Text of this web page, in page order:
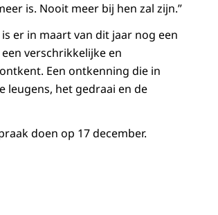
is. Nooit meer bij hen zal zijn.”
er in maart van dit jaar nog een
verschrikkelijke en
Een ontkenning die in
leugens, het gedraai en de
doen op 17 december.